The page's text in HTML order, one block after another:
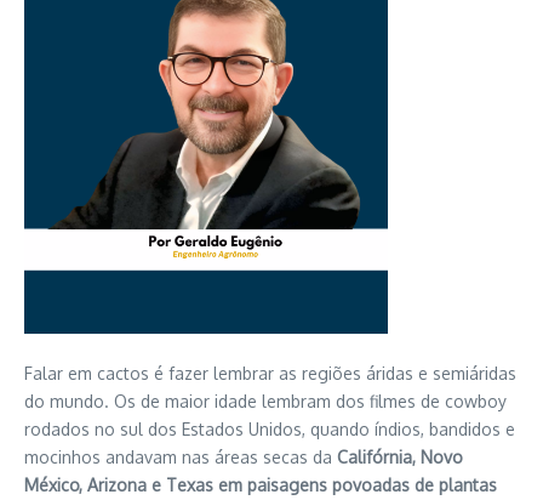
Falar em cactos é fazer lembrar as regiões áridas e semiáridas
do mundo. Os de maior idade lembram dos filmes de cowboy
rodados no sul dos Estados Unidos, quando índios, bandidos e
mocinhos andavam nas áreas secas da Califórnia, Novo
México, Arizona e Texas em paisagens povoadas de plantas